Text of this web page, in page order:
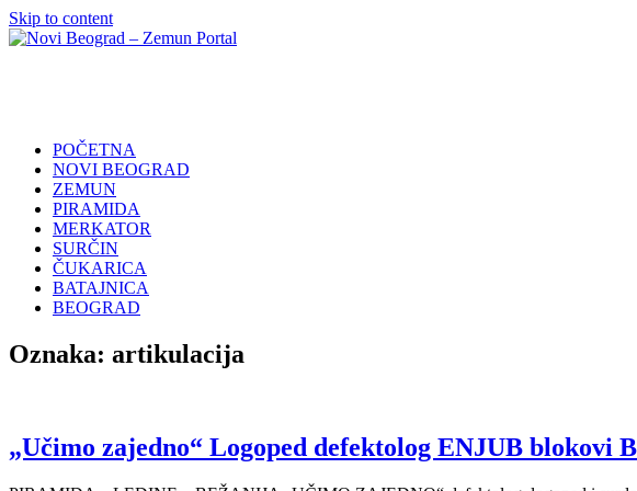
Skip to content
Portal
POČETNA
NOVI BEOGRAD
ZEMUN
PIRAMIDA
MERKATOR
SURČIN
ČUKARICA
BATAJNICA
BEOGRAD
Oznaka: artikulacija
„Učimo zajedno“ Logoped defektolog ENJUB blokovi